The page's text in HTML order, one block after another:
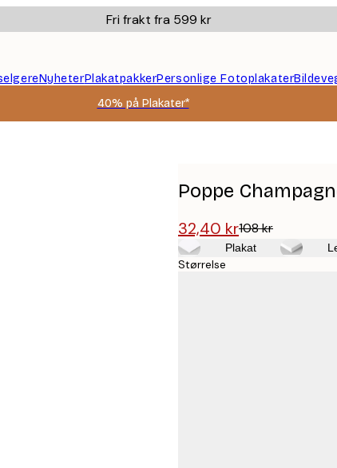
Fri frakt fra 599 kr
NyheterPlakatpakkerPersonlige Fotoplakater
40% på Plakater*
Poppe
32,40 kr108 kr
Plakat
Størrelse